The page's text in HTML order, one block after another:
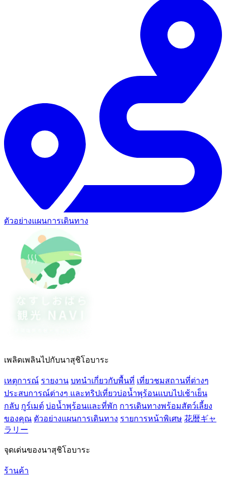
ตัวอย่างแผนการเดินทาง
เพลิดเพลินไปกับนาสุชิโอบาระ
เหตุการณ์ รายงาน บทนำเกี่ยวกับพื้นที่ เที่ยวชมสถานที่ต่างๆ
ประสบการณ์ต่างๆ และทริปเที่ยวบ่อน้ำพุร้อนแบบไปเช้าเย็น
กลับ กูร์เมต์ บ่อน้ำพุร้อนและที่พัก การเดินทางพร้อมสัตว์เลี้ยง
ของคุณ ตัวอย่างแผนการเดินทาง รายการหน้าพิเศษ 花暦ギャ
ラリー
จุดเด่นของนาสุชิโอบาระ
ร้านค้า